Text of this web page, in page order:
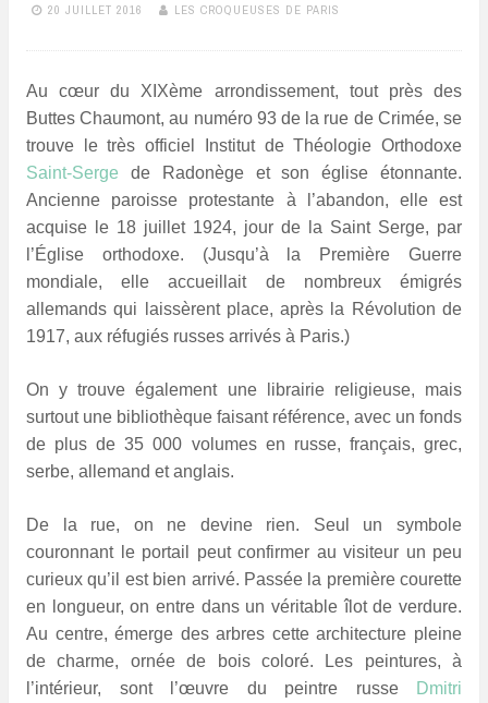
20 JUILLET 2016 LES CROQUEUSES DE PARIS
Au cœur du XIXème arrondissement, tout près des
Buttes Chaumont, au numéro 93 de la rue de Crimée, se
trouve le très officiel Institut de Théologie Orthodoxe
Saint-Serge de Radonège et son église étonnante.
Ancienne paroisse protestante à l’abandon, elle est
acquise le 18 juillet 1924, jour de la Saint Serge, par
l’Église orthodoxe. (Jusqu’à la Première Guerre
mondiale, elle accueillait de nombreux émigrés
allemands qui laissèrent place, après la Révolution de
1917, aux réfugiés russes arrivés à Paris.)
On y trouve également une librairie religieuse, mais
surtout une bibliothèque faisant référence, avec un fonds
de plus de 35 000 volumes en russe, français, grec,
serbe, allemand et anglais.
De la rue, on ne devine rien. Seul un symbole
couronnant le portail peut confirmer au visiteur un peu
curieux qu’il est bien arrivé. Passée la première courette
en longueur, on entre dans un véritable îlot de verdure.
Au centre, émerge des arbres cette architecture pleine
de charme, ornée de bois coloré. Les peintures, à
l’intérieur, sont l’œuvre du peintre russe
Dmitri